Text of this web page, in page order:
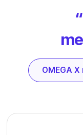
OMEGA X